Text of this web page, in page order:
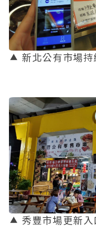
新北公有市場
秀豐市場更新入